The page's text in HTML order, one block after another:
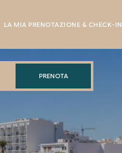
LA MIA PRENOTAZIONE & CHECK-IN
PRENOTA